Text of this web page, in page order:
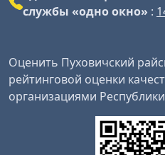
службы «одно окно» :
Оценить Пуховичский
рейтинговой оценки
организациями